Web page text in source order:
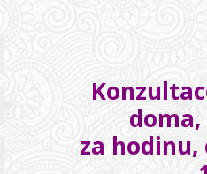
doma,
za